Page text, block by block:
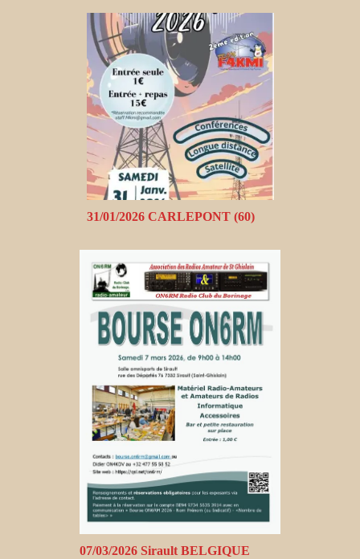
31/01/2026 CARLEPONT (60)
07/03/2026 Sirault BELGIQUE